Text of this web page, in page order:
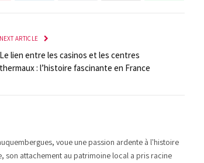
NEXT ARTICLE
Le lien entre les casinos et les centres
thermaux : l’histoire fascinante en France
voue une passion ardente à l'histoire
son attachement au patrimoine local a pris racine